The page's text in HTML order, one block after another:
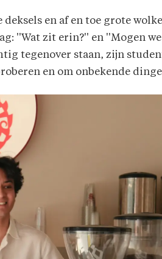
en af en toe grote
''Wat zit erin?'' en ''Mogen
tegenover staan, zijn
en om onbekende